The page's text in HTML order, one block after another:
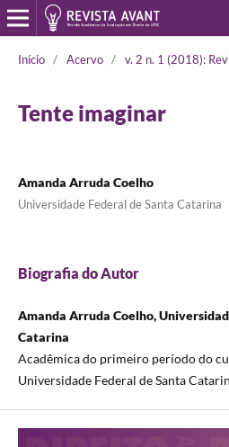
Início / Acervo / v. 2 n. 1 (2018):
Tente imaginar
Amanda Arruda Coelho
Universidade Federal de Santa Catarina
Biografia do Autor
Amanda Arruda Coelho,
Catarina
Acadêmica do primeiro período do
Universidade Federal de Santa